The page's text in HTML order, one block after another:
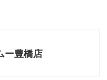
ー豊橋店